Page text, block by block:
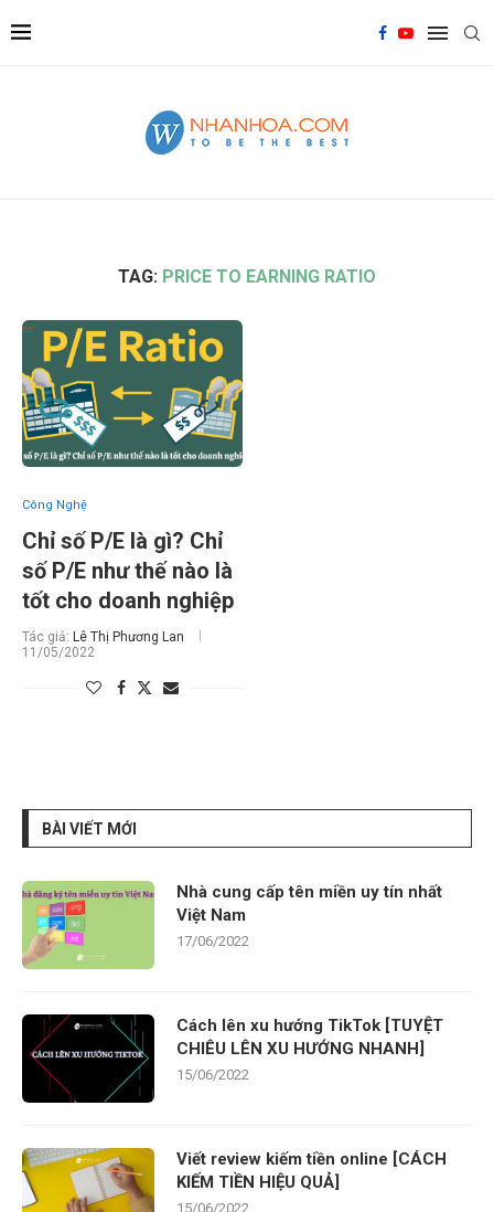
TAG: PRICE TO EARNING RATIO
Công Nghệ
Chỉ số P/E là gì? Chỉ
số P/E như thế nào là
tốt cho doanh nghiệp
Tác giả: Lê Thị Phương Lan
11/05/2022
BÀI VIẾT MỚI
Nhà cung cấp tên miền uy tín nhất
Việt Nam
17/06/2022
Cách lên xu hướng TikTok [TUYỆT
CHIÊU LÊN XU HƯỚNG NHANH]
15/06/2022
Viết review kiếm tiền online [CÁCH
KIẾM TIỀN HIỆU QUẢ]
15/06/2022